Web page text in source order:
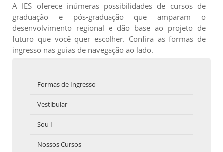
A IES oferece inúmeras possibilidades de cursos de
graduação e pós-graduação que amparam o
desenvolvimento regional e dão base ao projeto de
futuro que você quer escolher. Confira as formas de
ingresso nas guias de navegação ao lado.
Formas de Ingresso
Vestibular
Sou I
Nossos Cursos